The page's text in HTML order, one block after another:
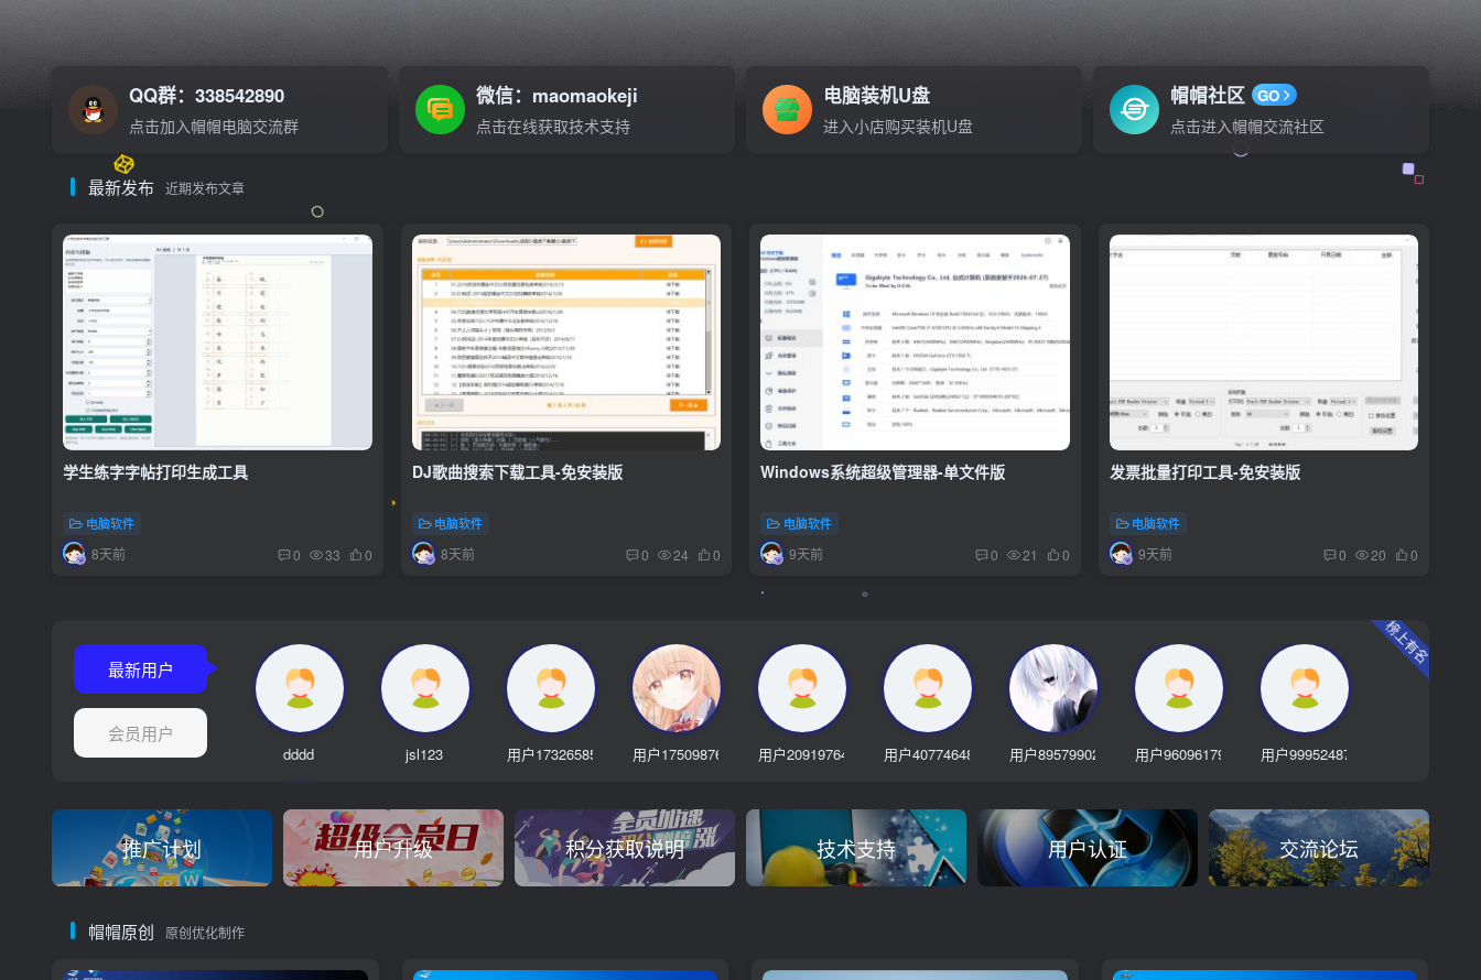
QQ群：338542890
点击加入帽帽电脑交流群
微信：maomaokeji
点击在线获取技术支持
电脑装机U盘
进入小店购买装机U盘
帽帽社区 GO
点击进入帽帽交流社区
最新发布 近期发布文章
学生练字字帖打印生成工具
电脑软件
8天前 0 33 0
DJ歌曲搜索下载工具-免安装版
电脑软件
8天前 0 24 0
Windows系统超级管理器-单文件版
电脑软件
9天前 0 21 0
发票批量打印工具-免安装版
电脑软件
9天前 0 20 0
榜上有名
最新用户
会员用户
dddd jsl123 用户17326585 用户17509876 用户20919764 用户40774648 用户89579902 用户96096179 用户99952487
真真假假wc
推广计划 用户升级 积分获取说明 技术支持 用户认证 交流论坛
帽帽原创 原创优化制作